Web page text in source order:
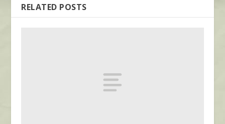
RELATED POSTS